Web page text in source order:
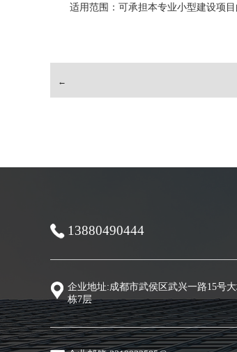
适用范围：可承担本专业小型建设项目
←
13880490444
企业地址:成都市武侯区武兴一路15号大
栋7层